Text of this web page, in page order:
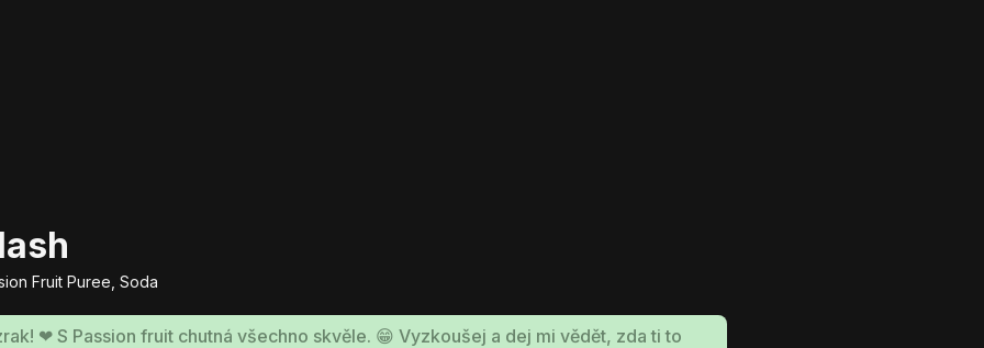
Fruit Puree, Soda
❤ S Passion fruit chutná všechno skvěle. 😁 Vyzkoušej a dej mi vědět, zda ti to